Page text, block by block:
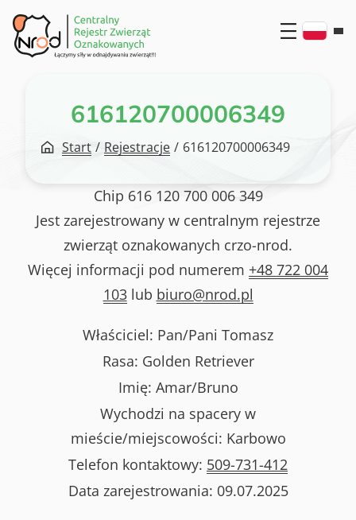
Przejdź
do
treści
616120700006349
Start / Rejestracje / 616120700006349
Chip 616 120 700 006 349
Jest zarejestrowany w centralnym rejestrze
zwierząt oznakowanych crzo-nrod.
Więcej informacji pod numerem +48 722 004
103lub biuro@nrod.pl
Właściciel: Pan/Pani Tomasz
Rasa: Golden Retriever
Imię: Amar/Bruno
Wychodzi na spacery w
mieście/miejscowości: Karbowo
Telefon kontaktowy: 509-731-412
Data zarejestrowania: 09.07.2025